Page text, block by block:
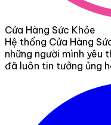
Cửa Hàng Sức Khỏe
Hệ thống Cửa Hàng
những người mình yêu
đã luôn tin tưởng ủng